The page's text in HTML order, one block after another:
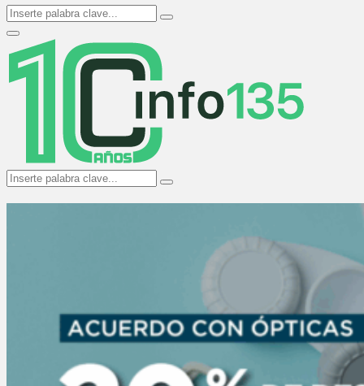
Search
for:
Search
Primary
Menu
Search
for:
Search